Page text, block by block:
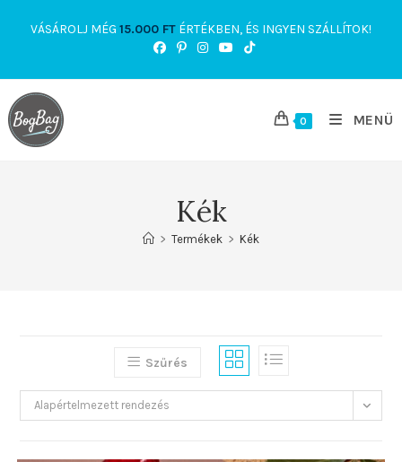
VÁSÁROLJ MÉG 15.000 FT ÉRTÉKBEN, ÉS INGYEN SZÁLLÍTOK!
0 MENÜ
Kék
> Termékek > Kék
Szűrés
Alapértelmezett rendezés